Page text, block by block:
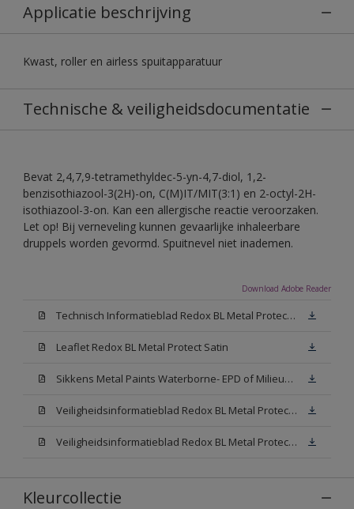
Applicatie beschrijving
Kwast, roller en airless spuitapparatuur
Technische & veiligheidsdocumentatie
Bevat 2,4,7,9-tetramethyldec-5-yn-4,7-diol, 1,2-
benzisothiazool-3(2H)-on, C(M)IT/MIT(3:1) en 2-octyl-2H-
isothiazool-3-on. Kan een allergische reactie veroorzaken.
Let op! Bij verneveling kunnen gevaarlijke inhaleerbare
druppels worden gevormd. Spuitnevel niet inademen.
Download Adobe Reader
Technisch Informatieblad Redox BL Metal Protect (PDF)
Leaflet Redox BL Metal Protect Satin
Sikkens Metal Paints Waterborne- EPD of Milieuproductverklaring
Veiligheidsinformatieblad Redox BL Metal Protect Satin N00 (MSDS)
Veiligheidsinformatieblad Redox BL Metal Protect Satin White W05 (MSDS)
Kleurcollectie